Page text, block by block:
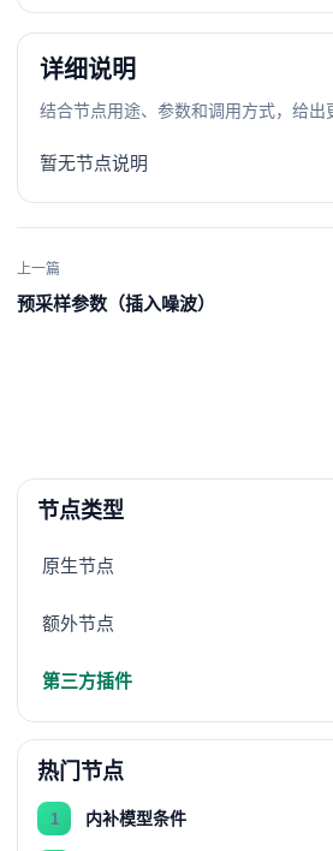
详细说明
结合节点用途、参数和调用方式，给出
暂无节点说明
上一篇
预采样参数（插入噪波）
节点类型
原生节点
额外节点
第三方插件
热门节点
1 内补模型条件